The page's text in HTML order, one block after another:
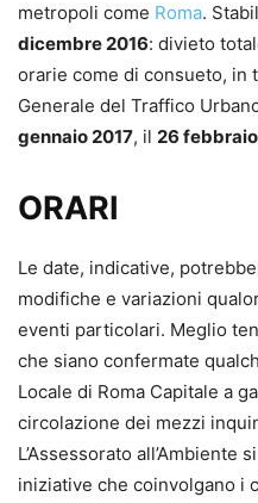
metropoli come Roma.
dicembre 2016: divieto
orarie come di consueto, in
Generale del Traffico
gennaio 2017, il 26
ORARI
Le date, indicative,
modifiche e variazioni
eventi particolari. Meglio
che siano confermate
Locale di Roma Capitale a
circolazione dei mezzi
L’Assessorato all’Ambiente
iniziative che coinvolgano i